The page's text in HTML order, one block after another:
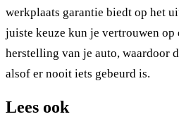
werkplaats garantie biedt op het
juiste keuze kun je vertrouwen op
herstelling van je auto, waardoor
alsof er nooit iets gebeurd is.
Lees ook